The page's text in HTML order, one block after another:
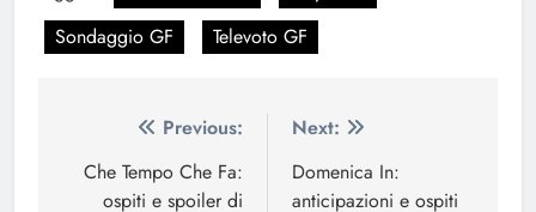
Sondaggio GF
Televoto GF
Navigazione
articoli
Previous:
Che Tempo Che Fa:
ospiti e spoiler di
Next:
Domenica In:
anticipazioni e ospiti